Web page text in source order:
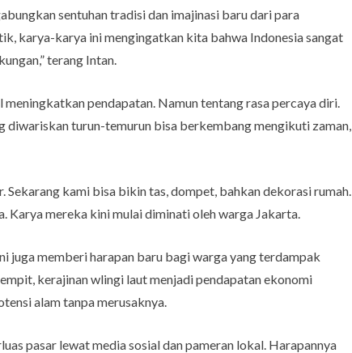
sentuhan tradisi dan imajinasi baru dari para
karya-karya ini mengingatkan kita bahwa Indonesia sangat
terang Intan.
meningkatkan pendapatan. Namun tentang rasa percaya diri.
diwariskan turun-temurun bisa berkembang mengikuti zaman,
Sekarang kami bisa bikin tas, dompet, bahkan dekorasi rumah.
Karya mereka kini mulai diminati oleh warga Jakarta.
juga memberi harapan baru bagi warga yang terdampak
kerajinan wlingi laut menjadi pendapatan ekonomi
alam tanpa merusaknya.
pasar lewat media sosial dan pameran lokal. Harapannya